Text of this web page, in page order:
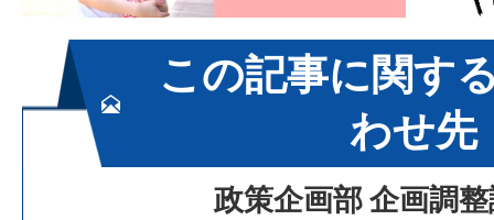
この記事に関す
わせ先
政策企画部 企画調